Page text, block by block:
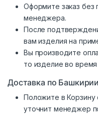
Оформите заказ без
менеджера.
После
вам изделия на
Вы производите
то изделие во время
Доставка по
Положите в Корзину
уточнит менеджер